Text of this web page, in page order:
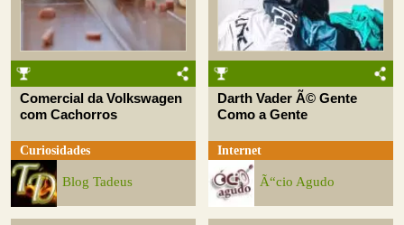
Comercial da Volkswagen
com Cachorros
Curiosidades
Blog Tadeus
Darth Vader Ã© Gente
Como a Gente
Internet
Ã“cio Agudo